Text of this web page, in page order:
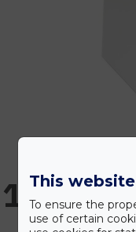
16.581
This
To ensure the
use of certain